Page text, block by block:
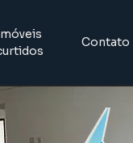
Contato